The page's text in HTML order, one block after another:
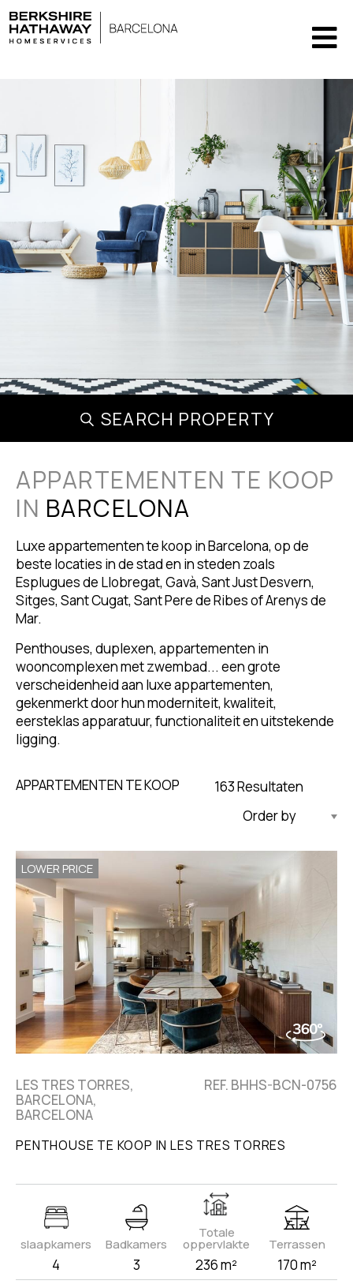
SEARCH PROPERTY
APPARTEMENTEN TE KOOP
IN BARCELONA
Luxe appartementen te koop in Barcelona, op de
beste locaties in de stad en in steden zoals
Esplugues de Llobregat, Gavà, Sant Just Desvern,
Sitges, Sant Cugat, Sant Pere de Ribes of Arenys de
Mar.
Penthouses, duplexen, appartementen in
wooncomplexen met zwembad... een grote
verscheidenheid aan luxe appartementen,
gekenmerkt door hun moderniteit, kwaliteit,
eersteklas apparatuur, functionaliteit en uitstekende
ligging.
APPARTEMENTEN TE KOOP
Bijgewerkt Aflopend
163 Resultaten
LOWER PRICE
LES TRES TORRES,
BARCELONA,
BARCELONA
REF. BHHS-BCN-0756
PENTHOUSE TE KOOP IN LES TRES TORRES
slaapkamers
4
Badkamers
3
Totale
oppervlakte
236 m²
Terrassen
170 m²